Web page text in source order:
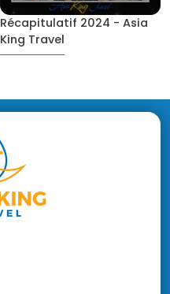
Récapitulatif 2024 - Asia
King Travel